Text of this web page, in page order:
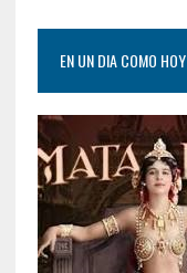
EN UN DIA COMO HOY